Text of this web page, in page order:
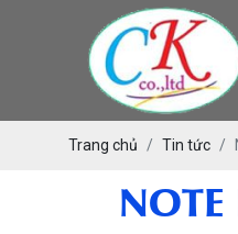
Trang chủ Tin tức